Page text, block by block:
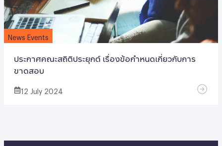
News Events
ประกาศคณะสถิติประยุกต์ เรื่องข้อกำหนดเกี่ยวกับการ
ขาดสอบ
12 July 2024